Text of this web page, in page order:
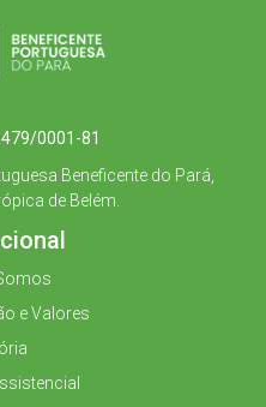
0001-81
Beneficente do Pará,
de Belém.
e Valores